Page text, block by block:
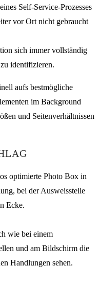
Self-Service-Prozesses
vor Ort nicht gebraucht
sich immer vollständig
identifizieren.
aufs bestmögliche
im Background
und Seitenverhältnissen
optimierte Photo Box in
bei der Ausweisstelle
Ecke.
wie bei einem
und am Bildschirm die
Handlungen sehen.